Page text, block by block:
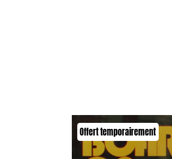
Offert temporairement